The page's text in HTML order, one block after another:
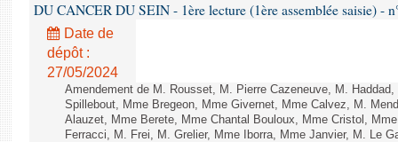
Questions écrites et orales
Comptes rendus des débats
DU CANCER DU SEIN - 1ère lecture (1ère assemblée saisie) -
Date de
dépôt :
27/05/2024
Amendement de M. Rousset, M. Pierre Cazeneuve, M.
Spillebout, Mme Bregeon, Mme Givernet, Mme Calvez, M.
Alauzet, Mme Berete, Mme Chantal Bouloux, Mme Cristol,
Ferracci, M. Frei, M. Grelier, Mme Iborra, Mme Janvier, M. Le